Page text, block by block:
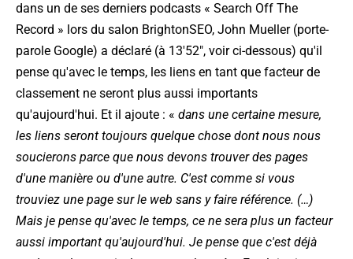
dans un de ses derniers podcasts « Search Off The
Record » lors du salon BrightonSEO, John Mueller (porte-
parole Google) a déclaré (à 13'52", voir ci-dessous) qu'il
pense qu'avec le temps, les liens en tant que facteur de
classement ne seront plus aussi importants
qu'aujourd'hui. Et il ajoute : « dans une certaine mesure,
les liens seront toujours quelque chose dont nous nous
soucierons parce que nous devons trouver des pages
d'une manière ou d'une autre. C'est comme si vous
trouviez une page sur le web sans y faire référence. (…)
Mais je pense qu'avec le temps, ce ne sera plus un facteur
aussi important qu'aujourd'hui. Je pense que c'est déjà